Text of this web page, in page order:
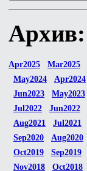
Архив:
Apr2025 Mar2025
May2024
Apr2024
Jun2023
May2023
Jul2022
Jun2022
Aug2021
Jul2021
Sep2020
Aug2020
Oct2019
Sep2019
Nov2018
Oct2018